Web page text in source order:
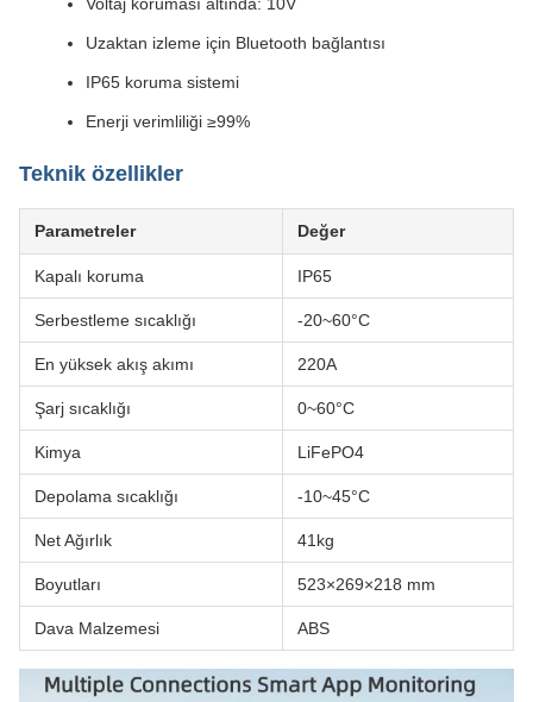
Uzaktan izleme için Bluetooth bağlantısı
IP65 koruma sistemi
Enerji verimliliği ≥99%
Teknik özellikler
Parametreler Değer
Kapalı koruma IP65
Serbestleme sıcaklığı -20~60°C
En yüksek akış akımı 220A
Şarj sıcaklığı 0~60°C
Kimya LiFePO4
Depolama sıcaklığı -10~45°C
Net Ağırlık 41kg
Boyutları 523×269×218 mm
Dava Malzemesi ABS